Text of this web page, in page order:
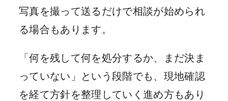
写真を撮って送るだけで相談が始められ
る場合もあります。
「何を残して何を処分するか、まだ決ま
っていない」という段階でも、現地確認
を経て方針を整理していく進め方もあり